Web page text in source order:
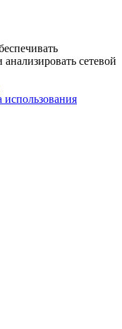
сетевой
использования